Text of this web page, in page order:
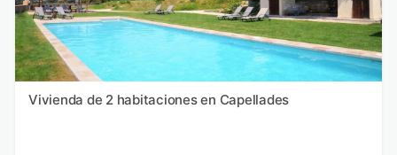
Vivienda de 2 habitaciones en Capellades